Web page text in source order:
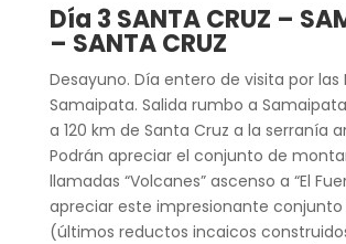
Día 3 SANTA CRUZ –
– SANTA CRUZ
Desayuno. Día entero de visita por las
Samaipata. Salida rumbo a
a 120 km de Santa Cruz a la serranía
Podrán apreciar el conjunto de
llamadas “Volcanes” ascenso a “El
apreciar este impresionante
(últimos reductos incaicos